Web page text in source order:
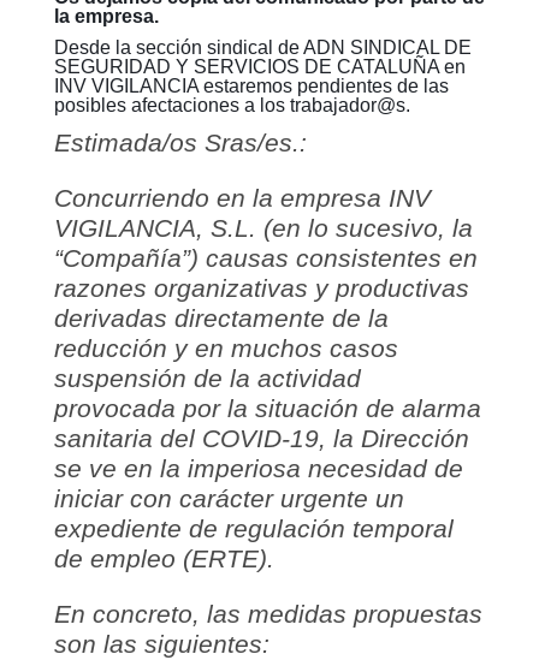
la empresa.
Desde la sección sindical de ADN SINDICAL DE
SEGURIDAD Y SERVICIOS DE CATALUÑA en
INV VIGILANCIA estaremos pendientes de las
posibles afectaciones a los trabajador@s.
Estimada/os Sras/es.:
Concurriendo en la empresa INV
VIGILANCIA, S.L. (en lo sucesivo, la
“Compañía”) causas consistentes en
razones organizativas y productivas
derivadas directamente de la
reducción y en muchos casos
suspensión de la actividad
provocada por la situación de alarma
sanitaria del COVID-19, la Dirección
se ve en la imperiosa necesidad de
iniciar con carácter urgente un
expediente de regulación temporal
de empleo (ERTE).
En concreto, las medidas propuestas
son las siguientes: